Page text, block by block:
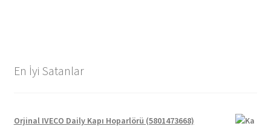
En İyi Satanlar
Orjinal IVECO Daily Kapı Hoparlörü (5801473668)